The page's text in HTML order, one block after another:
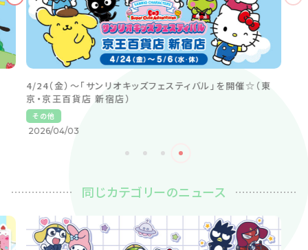
4/24（金）〜「サンリオキッズフェスティバル」を開催☆（東
京・京王百貨店 新宿店）
その他
2026/04/03
同じカテゴリーのニュース